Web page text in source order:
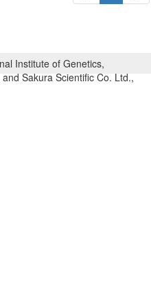
Institute of Genetics,
Sakura Scientific Co. Ltd.,